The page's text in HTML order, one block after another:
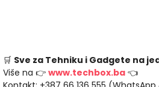
🛒 Sve za Tehniku i Gadgete na
Više na 👉 www.techbox.ba👈